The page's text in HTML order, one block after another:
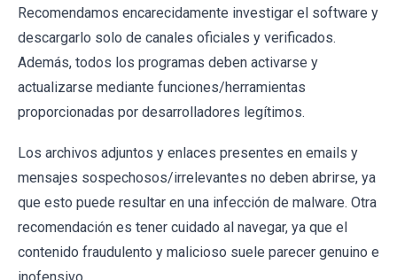
Recomendamos encarecidamente investigar el software y
descargarlo solo de canales oficiales y verificados.
Además, todos los programas deben activarse y
actualizarse mediante funciones/herramientas
proporcionadas por desarrolladores legítimos.
Los archivos adjuntos y enlaces presentes en emails y
mensajes sospechosos/irrelevantes no deben abrirse, ya
que esto puede resultar en una infección de malware. Otra
recomendación es tener cuidado al navegar, ya que el
contenido fraudulento y malicioso suele parecer genuino e